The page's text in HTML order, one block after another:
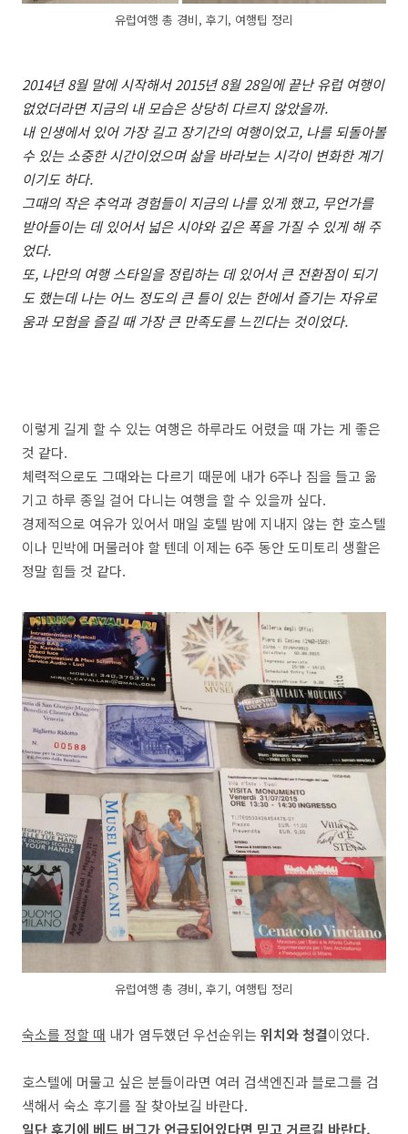
유럽여행 총 경비, 후기, 여행팁 정리
2014년 8월 말에 시작해서 2015년 8월 28일에 끝난 유럽 여행이
없었더라면 지금의 내 모습은 상당히 다르지 않았을까.
내 인생에서 있어 가장 길고 장기간의 여행이었고, 나를 되돌아볼
수 있는 소중한 시간이었으며 삶을 바라보는 시각이 변화한 계기
이기도 하다.
그때의 작은 추억과 경험들이 지금의 나를 있게 했고, 무언가를
받아들이는 데 있어서 넓은 시야와 깊은 폭을 가질 수 있게 해 주
었다.
또, 나만의 여행 스타일을 정립하는 데 있어서 큰 전환점이 되기
도 했는데 나는 어느 정도의 큰 틀이 있는 한에서 즐기는 자유로
움과 모험을 즐길 때 가장 큰 만족도를 느낀다는 것이었다.
이렇게 길게 할 수 있는 여행은 하루라도 어렸을 때 가는 게 좋은
것 같다.
체력적으로도 그때와는 다르기 때문에 내가 6주나 짐을 들고 옮
기고 하루 종일 걸어 다니는 여행을 할 수 있을까 싶다.
경제적으로 여유가 있어서 매일 호텔 밤에 지내지 않는 한 호스텔
이나 민박에 머물러야 할 텐데 이제는 6주 동안 도미토리 생활은
정말 힘들 것 같다.
유럽여행 총 경비, 후기, 여행팁 정리
숙소를 정할 때 내가 염두했던 우선순위는 위치와 청결이었다.
호스텔에 머물고 싶은 분들이라면 여러 검색엔진과 블로그를 검
색해서 숙소 후기를 잘 찾아보길 바란다.
일단 후기에 베드 버그가 언급되어있다면 믿고 거르길 바란다.